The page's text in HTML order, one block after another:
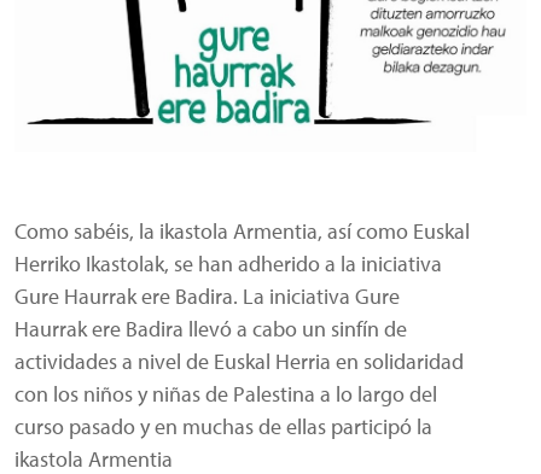
Como sabéis, la ikastola Armentia, así como Euskal
Herriko Ikastolak, se han adherido a la iniciativa
Gure Haurrak ere Badira. La iniciativa Gure
Haurrak ere Badira llevó a cabo un sinfín de
actividades a nivel de Euskal Herria en solidaridad
con los niños y niñas de Palestina a lo largo del
curso pasado y en muchas de ellas participó la
ikastola Armentia